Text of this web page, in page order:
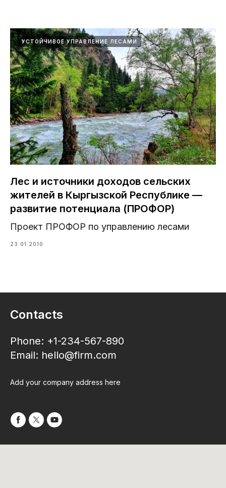
УСТОЙЧИВОЕ УПРАВЛЕНИЕ ЛЕСАМИ
Лес и источники доходов сельских
жителей в Кыргызской Республике —
развитие потенциала (ПРОФОР)
Проект ПРОФОР по управлению лесами
23.01.2010
Contacts
Phone: +1-234-567-890
Email: hello@firm.com
Add your company address here